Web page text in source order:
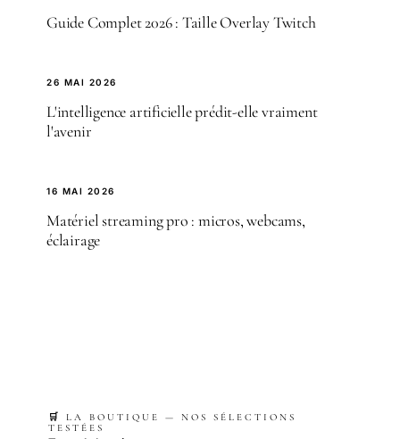
Guide Complet 2026 : Taille Overlay Twitch
26 MAI 2026
L'intelligence artificielle prédit-elle vraiment
l'avenir
16 MAI 2026
Matériel streaming pro : micros, webcams,
éclairage
🛒 LA BOUTIQUE — NOS SÉLECTIONS
TESTÉES